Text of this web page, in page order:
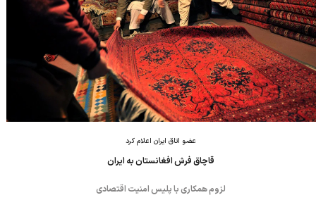
عضو اتاق ایران اعلام کرد
قاچاق فرش افغانستان به ایران
لزوم همکاری با پلیس امنیت اقتصادی